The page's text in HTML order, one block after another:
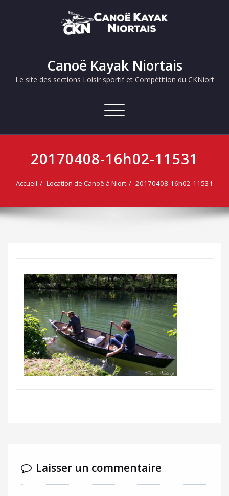
Canoë Kayak Niortais
Le site des sections Loisir sportif et Compétition du CKNiort
Afficher/masquer
navigation
20170408-16h02-11531
Accueil Location de Canoë à Niort 20170408-16h02-11531
Laisser un commentaire